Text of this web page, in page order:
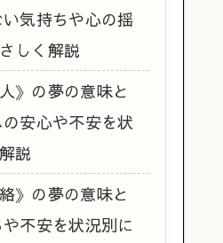
気持ちや心の揺
しく解説
》の夢の意味と
安心や不安を状
説
》の夢の意味と
不安を状況別に